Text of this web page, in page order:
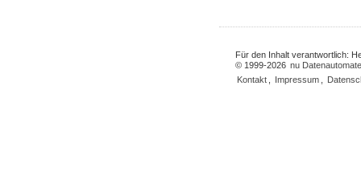
Für den Inhalt verantwortlich:
© 1999-2026 nu
Kontakt
Impressum